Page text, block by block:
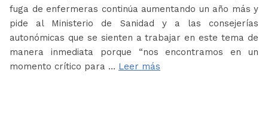
fuga de enfermeras continúa aumentando un año más y
pide al Ministerio de Sanidad y a las consejerías
autonómicas que se sienten a trabajar en este tema de
manera inmediata porque “nos encontramos en un
momento crítico para … Leer más